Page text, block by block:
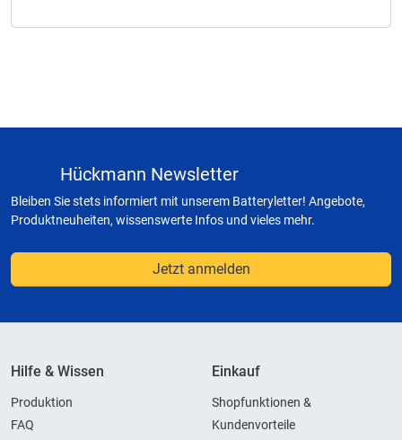
Hückmann Newsletter
Bleiben Sie stets informiert mit unserem Batteryletter! Angebote,
Produktneuheiten, wissenswerte Infos und vieles mehr.
Jetzt anmelden
Hilfe & Wissen
Produktion
FAQ
Einkauf
Shopfunktionen &
Kundenvorteile